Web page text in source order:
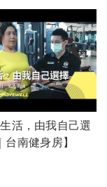
生活，由我自己選
台南健身房】